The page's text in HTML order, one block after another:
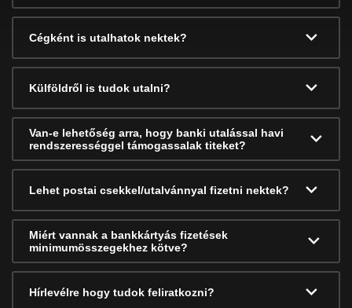
Cégként is utalhatok nektek?
Külföldről is tudok utalni?
Van-e lehetőség arra, hogy banki utalással havi
rendszerességgel támogassalak titeket?
Lehet postai csekkel/utalvánnyal fizetni nektek?
Miért vannak a bankkártyás fizetések
minimumösszegekhez kötve?
Hírlevélre hogy tudok feliratkozni?